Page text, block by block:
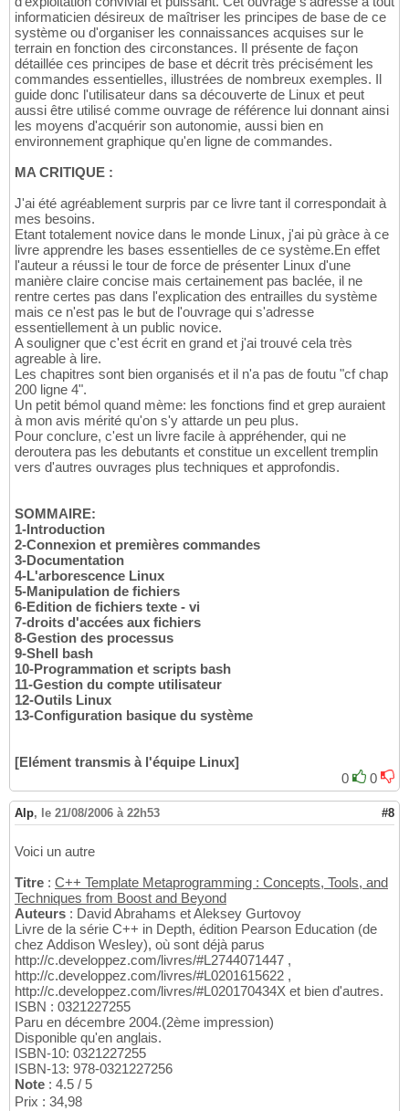
informaticien désireux de maîtriser les principes de base de ce
système ou d'organiser les connaissances acquises sur le
terrain en fonction des circonstances. Il présente de façon
détaillée ces principes de base et décrit très précisément les
commandes essentielles, illustrées de nombreux exemples. Il
guide donc l'utilisateur dans sa découverte de Linux et peut
aussi être utilisé comme ouvrage de référence lui donnant ainsi
les moyens d'acquérir son autonomie, aussi bien en
environnement graphique qu'en ligne de commandes.
MA CRITIQUE :
J'ai été agréablement surpris par ce livre tant il correspondait à
mes besoins.
Etant totalement novice dans le monde Linux, j'ai pù gràce à ce
livre apprendre les bases essentielles de ce système.En effet
l'auteur a réussi le tour de force de présenter Linux d'une
manière claire concise mais certainement pas baclée, il ne
rentre certes pas dans l'explication des entrailles du système
mais ce n'est pas le but de l'ouvrage qui s'adresse
essentiellement à un public novice.
A souligner que c'est écrit en grand et j'ai trouvé cela très
agreable à lire.
Les chapitres sont bien organisés et il n'a pas de foutu "cf chap
200 ligne 4".
Un petit bémol quand mème: les fonctions find et grep auraient
à mon avis mérité qu'on s'y attarde un peu plus.
Pour conclure, c'est un livre facile à appréhender, qui ne
deroutera pas les debutants et constitue un excellent tremplin
vers d'autres ouvrages plus techniques et approfondis.
SOMMAIRE:
1-Introduction
2-Connexion et premières commandes
3-Documentation
4-L'arborescence Linux
5-Manipulation de fichiers
6-Edition de fichiers texte - vi
7-droits d'accées aux fichiers
8-Gestion des processus
9-Shell bash
10-Programmation et scripts bash
11-Gestion du compte utilisateur
12-Outils Linux
13-Configuration basique du système
[Elément transmis à l'équipe Linux]
0
0
Alp, le 21/08/2006 à 22h53 #8
Voici un autre
Titre : C++ Template Metaprogramming : Concepts, Tools, and
Techniques from Boost and Beyond
Auteurs : David Abrahams et Aleksey Gurtovoy
Livre de la série C++ in Depth, édition Pearson Education (de
chez Addison Wesley), où sont déjà parus
http://c.developpez.com/livres/#L2744071447 ,
http://c.developpez.com/livres/#L0201615622 ,
http://c.developpez.com/livres/#L020170434X et bien d'autres.
ISBN : 0321227255
Paru en décembre 2004.(2ème impression)
Disponible qu'en anglais.
ISBN-10: 0321227255
ISBN-13: 978-0321227256
Note : 4.5 / 5
Prix : 34,98